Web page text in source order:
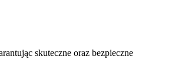
skuteczne oraz bezpieczne